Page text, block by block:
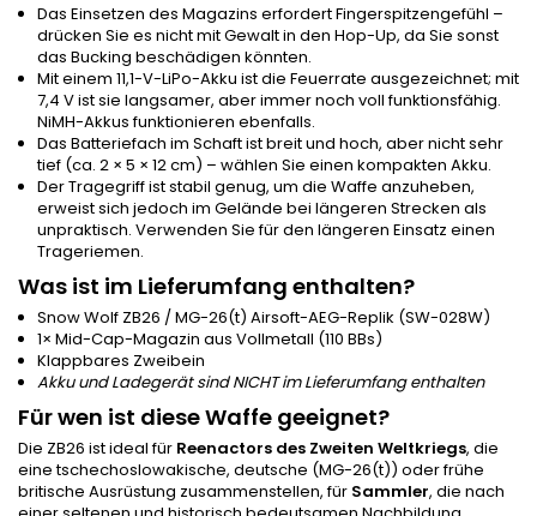
Das Einsetzen des Magazins erfordert Fingerspitzengefühl –
drücken Sie es nicht mit Gewalt in den Hop-Up, da Sie sonst
das Bucking beschädigen könnten.
Mit einem 11,1-V-LiPo-Akku ist die Feuerrate ausgezeichnet; mit
7,4 V ist sie langsamer, aber immer noch voll funktionsfähig.
NiMH-Akkus funktionieren ebenfalls.
Das Batteriefach im Schaft ist breit und hoch, aber nicht sehr
tief (ca. 2 × 5 × 12 cm) – wählen Sie einen kompakten Akku.
Der Tragegriff ist stabil genug, um die Waffe anzuheben,
erweist sich jedoch im Gelände bei längeren Strecken als
unpraktisch. Verwenden Sie für den längeren Einsatz einen
Trageriemen.
Was ist im Lieferumfang enthalten?
Snow Wolf ZB26 / MG-26(t) Airsoft-AEG-Replik (SW-028W)
1× Mid-Cap-Magazin aus Vollmetall (110 BBs)
Klappbares Zweibein
Akku und Ladegerät sind NICHT im Lieferumfang enthalten
Für wen ist diese Waffe geeignet?
Die ZB26 ist ideal für Reenactors des Zweiten Weltkriegs, die
eine tschechoslowakische, deutsche (MG-26(t)) oder frühe
britische Ausrüstung zusammenstellen, für Sammler, die nach